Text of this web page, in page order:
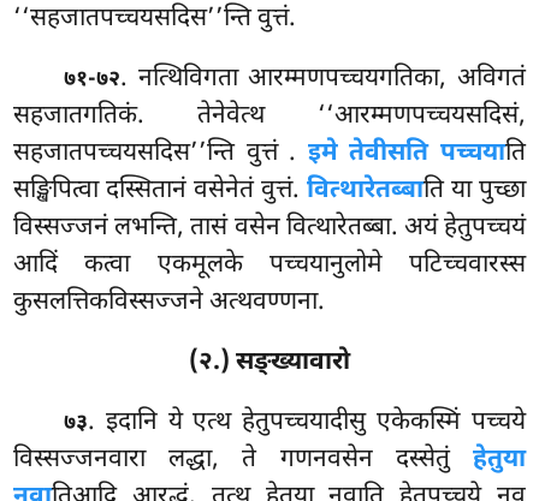
‘‘सहजातपच्चयसदिस’’न्ति वुत्तं.
७१-७२. नत्थिविगता आरम्मणपच्चयगतिका, अविगतं
सहजातगतिकं. तेनेवेत्थ ‘‘आरम्मणपच्चयसदिसं,
सहजातपच्चयसदिस’’न्ति वुत्तं . इमे तेवीसति पच्चयाति
सङ्खिपित्वा दस्सितानं वसेनेतं वुत्तं. वित्थारेतब्बाति या पुच्छा
विस्सज्जनं लभन्ति, तासं वसेन वित्थारेतब्बा. अयं हेतुपच्चयं
आदिं कत्वा एकमूलके पच्चयानुलोमे पटिच्चवारस्स
कुसलत्तिकविस्सज्जने अत्थवण्णना.
(२.) सङ्ख्यावारो
७३. इदानि ये एत्थ हेतुपच्चयादीसु एकेकस्मिं पच्चये
विस्सज्जनवारा लद्धा, ते गणनवसेन दस्सेतुं हेतुया